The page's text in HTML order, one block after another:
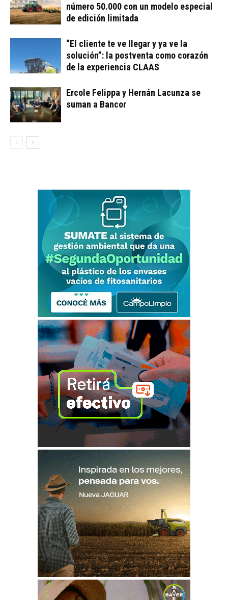
número 50.000 con un modelo especial
de edición limitada
“El cliente te ve llegar y ya ve la
solución”: la postventa como corazón
de la experiencia CLAAS
Ercole Felippa y Hernán Lacunza se
suman a Bancor